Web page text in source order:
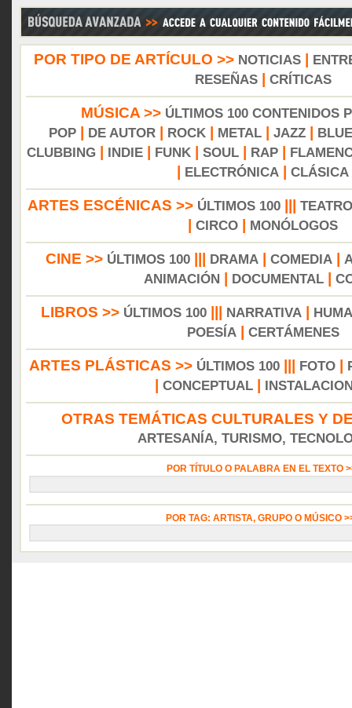
POR TIPO DE ARTÍCULO >> NOTICIAS|
RESEÑAS| CRÍTICAS
MÚSICA >> ÚLTIMOS 100 CONTENIDOS
POP
DE AUTOR ROCK METAL JAZZ
CLUBBING
INDIE FUNK SOUL RAP
ELECTRÓNICA CLÁSICA
ARTES ESCÉNICAS >> ÚLTIMOS 100||| TEATRO
CIRCO MONÓLOGOS
CINE >> ÚLTIMOS 100 DRAMA COMEDIA
ANIMACIÓN
DOCUMENTAL|
LIBROS >> ÚLTIMOS 100 NARRATIVA
POESÍA| CERTÁMENES
ARTES PLÁSTICAS >> ÚLTIMOS 100 FOTO
CONCEPTUAL
OTRAS TEMÁTICAS CULTURALES Y
ARTESANÍA, TURISMO,
POR TÍTULO O PALABRA EN EL TEXTO
POR TAG: ARTISTA, GRUPO O MÚSICO